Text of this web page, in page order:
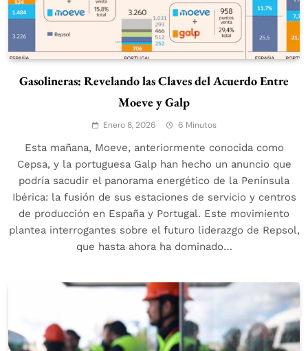
Gasolineras: Revelando las Claves del Acuerdo Entre
Moeve y Galp
Enero 8, 2026 6 Minutos
Esta mañana, Moeve, anteriormente conocida como
Cepsa, y la portuguesa Galp han hecho un anuncio que
podría sacudir el panorama energético de la Península
Ibérica: la fusión de sus estaciones de servicio y centros
de producción en España y Portugal. Este movimiento
plantea interrogantes sobre el futuro liderazgo de Repsol,
que hasta ahora ha dominado…